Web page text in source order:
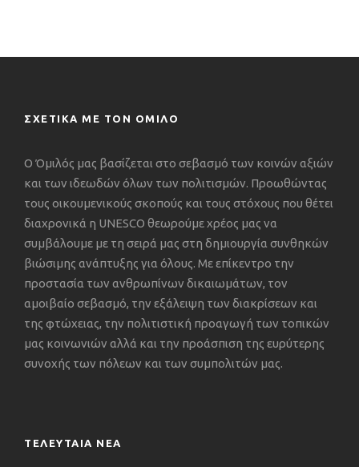
ΣΧΕΤΙΚΑ ΜΕ ΤΟΝ ΟΜΙΛΟ
Ο Όμιλός μας βασίζεται στο σεβασμό των κοινών αξιών
και των ιδεωδών όλων των πολιτισμών. Προωθώντας
τους οικουμενικούς σκοπούς και τους στόχους που θέτει
διαχρονικά η UNESCO θεωρούμε χρέος μας να
συμβάλουμε με τη σειρά μας στη δημιουργία συνθηκών
βιώσιμης ανάπτυξης για όλους. Με επίκεντρο την
προστασία των ανθρωπίνων δικαιωμάτων, τον
αμοιβαίο σεβασμό, την εξάλειψη των διακρίσεων και
της φτώχειας, την πολιτιστική προαγωγή των τοπικών
μας κοινωνιών αλλά και την προάσπιση της ευρύτερης
συνοχής των πόλεων και των συμπολιτών μας.
ΤΕΛΕΥΤΑΙΑ ΝΕΑ